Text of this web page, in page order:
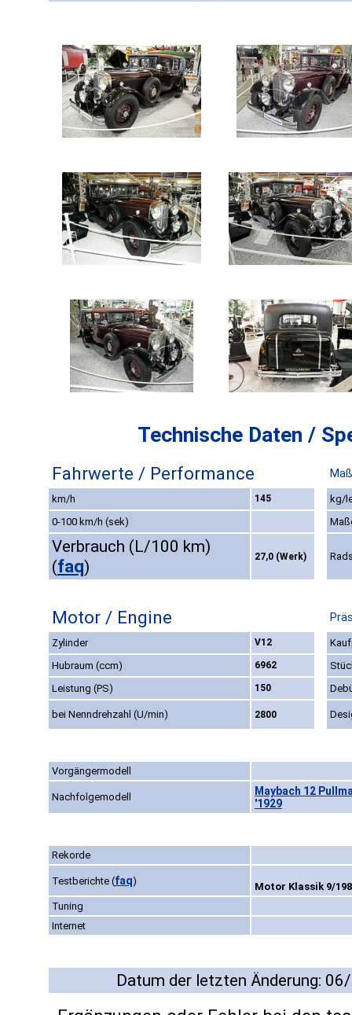
Technische Daten /
Fahrwerte / Performance
km/h 145
kg/
0-100 km/h (sek)
Verbrauch (L/100 km)
(faq)
27,0 (Werk)
Motor / Engine
Zylinder V12
Hubraum (ccm)
6962
Leistung (PS)
150
bei Nenndrehzahl (U/min) 2800
Vorgängermodell
Nachfolgemodell
Maybach 12
'1929
Rekorde
Testberichte (faq)
Motor Klassik 9/
Tuning
Internet
Datum der letzten Änderung: